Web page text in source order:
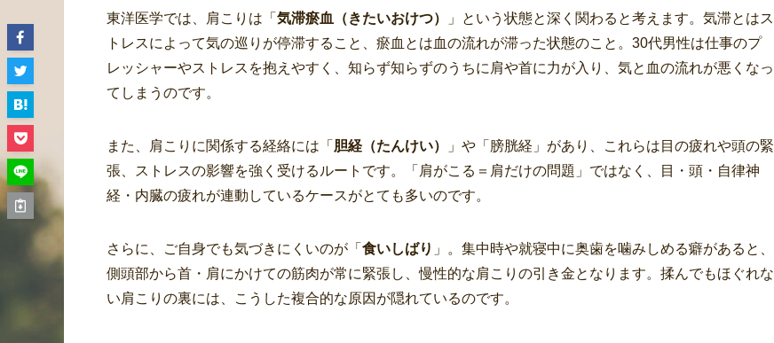
東洋医学では、肩こりは「 気滞瘀血（きたいおけつ）
」という状態と深く関わると考えます。気滞とはス
トレスによって気の巡りが停滞すること、瘀血とは血の流れが滞った状態のこと。30代男性は仕事のプ
レッシャーやストレスを抱えやすく、知らず知らずのうちに肩や首に力が入り、気と血の流れが悪くなっ
てしまうのです。
また、肩こりに関係する経絡には「 胆経（たんけい）
」や「膀胱経」があり、これらは目の疲れや頭の緊
張、ストレスの影響を強く受けるルートです。「肩がこる＝肩だけの問題」ではなく、目・頭・自律神
経・内臓の疲れが連動しているケースがとても多いのです。
さらに、ご自身でも気づきにくいのが「 食いしばり 」。集中時や就寝中に奥歯を噛みしめる癖があると、
側頭部から首・肩にかけての筋肉が常に緊張し、慢性的な肩こりの引き金となります。揉んでもほぐれな
い肩こりの裏には、こうした複合的な原因が隠れているのです。